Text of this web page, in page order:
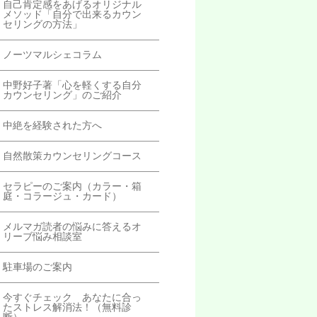
自己肯定感をあげるオリジナル
メソッド「自分で出来るカウン
セリングの方法」
ノーツマルシェコラム
中野好子著「心を軽くする自分
カウンセリング」のご紹介
中絶を経験された方へ
自然散策カウンセリングコース
セラピーのご案内（カラー・箱
庭・コラージュ・カード）
メルマガ読者の悩みに答えるオ
リーブ悩み相談室
駐車場のご案内
今すぐチェック あなたに合っ
たストレス解消法！（無料診